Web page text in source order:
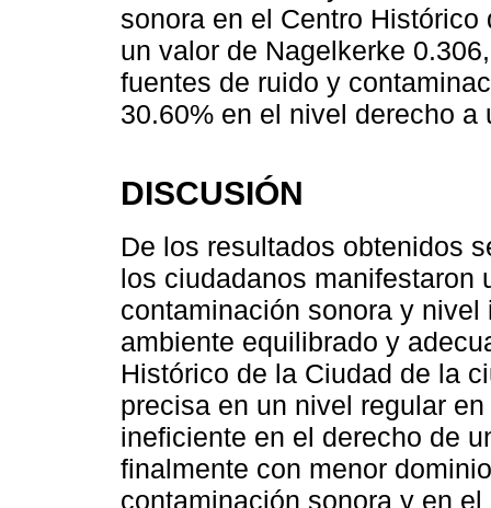
sonora en el Centro
un valor de Nagelkerke
fuentes de ruido y
30.60% en el nivel derecho
DISCUSIÓN
De los resultados obtenidos
los ciudadanos manifestaron
contaminación sonora y
ambiente equilibrado y
Histórico de la Ciudad de la
precisa en un nivel regular
ineficiente en el derecho de
finalmente con menor
contaminación sonora y en